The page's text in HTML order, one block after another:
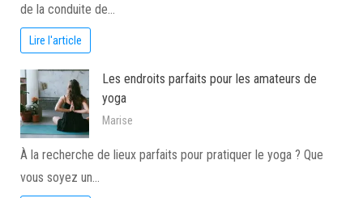
de la conduite de…
Lire l'article
Les endroits parfaits pour les amateurs de
yoga
Marise
À la recherche de lieux parfaits pour pratiquer le yoga ? Que
vous soyez un…